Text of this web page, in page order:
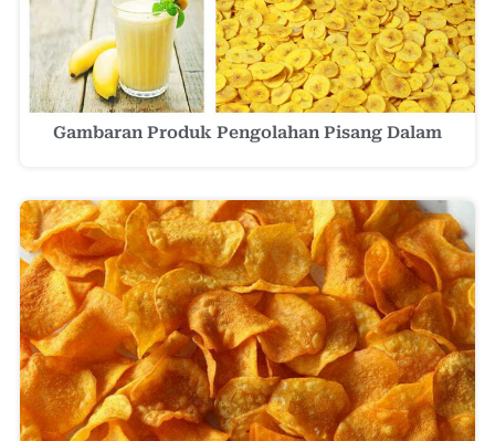
Gambaran Produk Pengolahan Pisang Dalam